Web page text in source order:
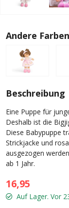
Andere
Beschreibung
Eine Puppe für
Deshalb ist die
Diese Babypuppe
Strickjacke und
ausgezogen
ab 1 Jahr.
16,95
Auf Lager. Vor